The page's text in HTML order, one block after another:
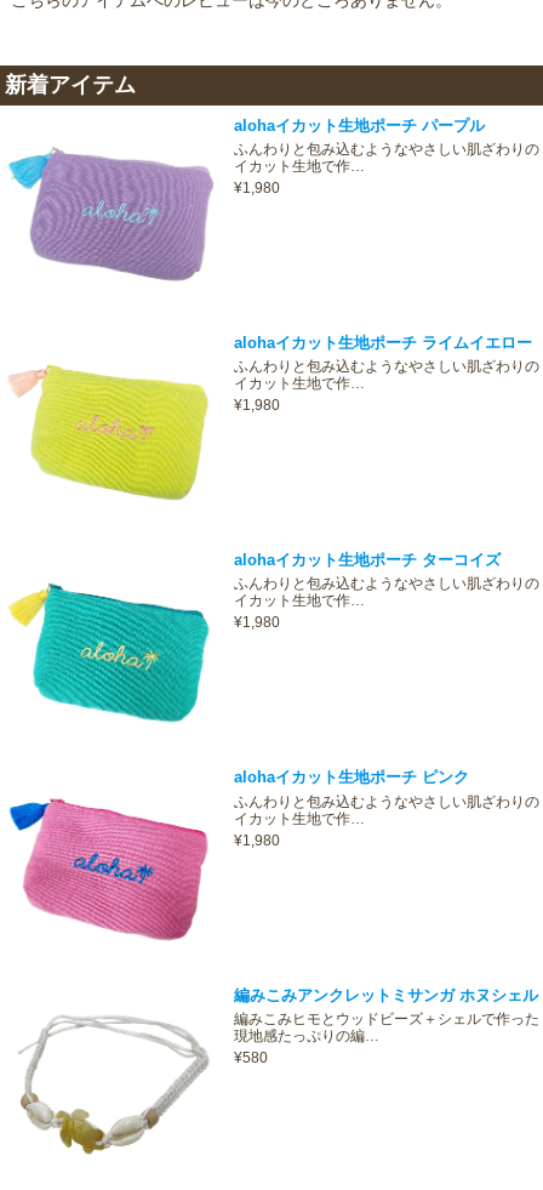
新着アイテム
alohaイカット生地ポーチ パープル
ふんわりと包み込むようなやさしい肌ざわりの
イカット生地で作…
¥1,980
alohaイカット生地ポーチ ライムイエロー
ふんわりと包み込むようなやさしい肌ざわりの
イカット生地で作…
¥1,980
alohaイカット生地ポーチ ターコイズ
ふんわりと包み込むようなやさしい肌ざわりの
イカット生地で作…
¥1,980
alohaイカット生地ポーチ ピンク
ふんわりと包み込むようなやさしい肌ざわりの
イカット生地で作…
¥1,980
編みこみアンクレットミサンガ ホヌシェル
編みこみヒモとウッドビーズ＋シェルで作った
現地感たっぷりの編…
¥580